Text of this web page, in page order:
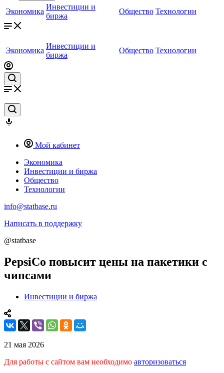
Экономика
Инвестиции и
биржа
Общество Технологии
Экономика
Инвестиции и
биржа
Общество Технологии
Мой кабинет
Экономика
Инвестиции и биржа
Общество
Технологии
info@statbase.ru
Написать в поддержку
@statbase
PepsiCo повысит цены на пакетики с
чипсами
Инвестиции и биржа
21 мая 2026
Для работы с сайтом вам необходимо авторизоваться